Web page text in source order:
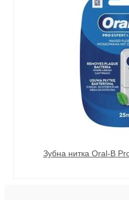
Зубна нитка Oral-B